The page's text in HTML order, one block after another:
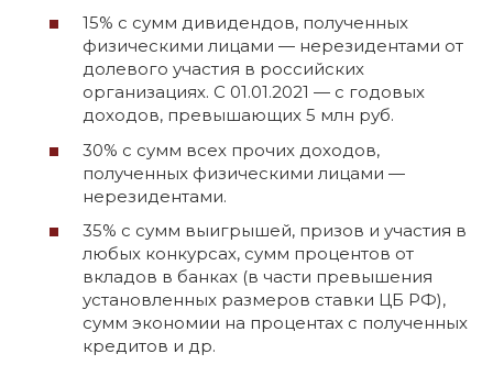
15% с сумм дивидендов, полученных
физическими лицами — нерезидентами от
долевого участия в российских
организациях. С 01.01.2021 — с годовых
доходов, превышающих 5 млн руб.
30% с сумм всех прочих доходов,
полученных физическими лицами —
нерезидентами.
35% с сумм выигрышей, призов и участия в
любых конкурсах, сумм процентов от
вкладов в банках (в части превышения
установленных размеров ставки ЦБ РФ),
сумм экономии на процентах с полученных
кредитов и др.